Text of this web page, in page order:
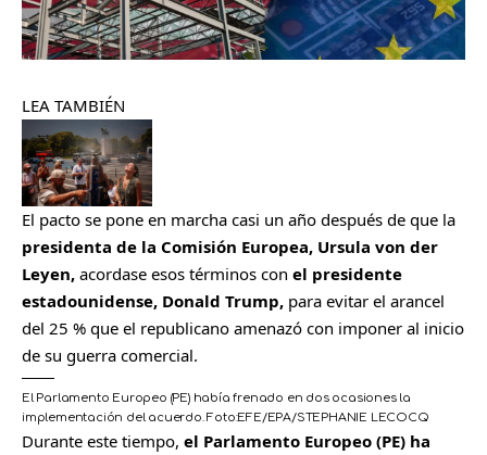
LEA TAMBIÉN
El pacto se pone en marcha casi un año después de que la
presidenta de la Comisión Europea, Ursula von der
Leyen, acordase esos términos con el presidente
estadounidense, Donald Trump, para evitar el arancel
del 25 % que el republicano amenazó con imponer al inicio
de su guerra comercial.
El Parlamento Europeo (PE) había frenado en dos ocasiones la
implementación del acuerdo. Foto:EFE/EPA/STEPHANIE LECOCQ
Durante este tiempo, el Parlamento Europeo (PE) ha